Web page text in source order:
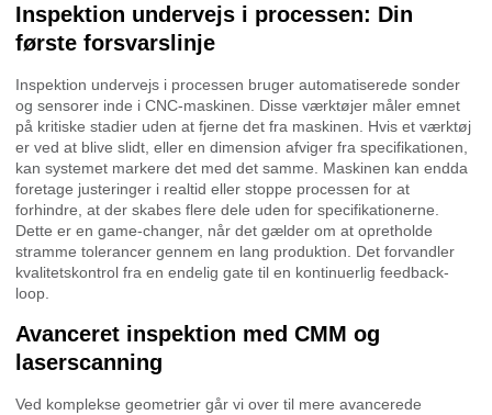
Inspektion undervejs i processen: Din
første forsvarslinje
Inspektion undervejs i processen bruger automatiserede sonder
og sensorer inde i CNC-maskinen. Disse værktøjer måler emnet
på kritiske stadier uden at fjerne det fra maskinen. Hvis et værktøj
er ved at blive slidt, eller en dimension afviger fra specifikationen,
kan systemet markere det med det samme. Maskinen kan endda
foretage justeringer i realtid eller stoppe processen for at
forhindre, at der skabes flere dele uden for specifikationerne.
Dette er en game-changer, når det gælder om at opretholde
stramme tolerancer gennem en lang produktion. Det forvandler
kvalitetskontrol fra en endelig gate til en kontinuerlig feedback-
loop.
Avanceret inspektion med CMM og
laserscanning
Ved komplekse geometrier går vi over til mere avancerede